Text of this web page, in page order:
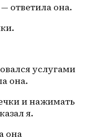
ответила она.
услугами
она.
и нажимать
я.
она